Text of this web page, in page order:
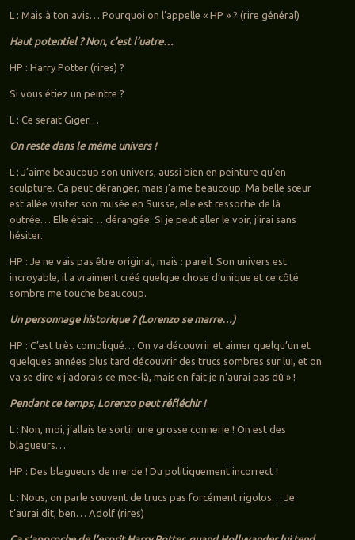
L : Mais à ton avis… Pourquoi on l’appelle « HP » ? (rire général)
Haut potentiel ? Non, c’est l’uatre…
HP : Harry Potter (rires) ?
Si vous étiez un peintre ?
L : Ce serait Giger…
On reste dans le même univers !
L : J’aime beaucoup son univers, aussi bien en peinture qu’en
sculpture. Ca peut déranger, mais j’aime beaucoup. Ma belle sœur
est allée visiter son musée en Suisse, elle est ressortie de là
outrée… Elle était… dérangée. Si je peut aller le voir, j’irai sans
hésiter.
HP : Je ne vais pas être original, mais : pareil. Son univers est
incroyable, il a vraiment créé quelque chose d’unique et ce côté
sombre me touche beaucoup.
Un personnage historique ? (Lorenzo se marre…)
HP : C’est très compliqué… On va découvrir et aimer quelqu’un et
quelques années plus tard découvrir des trucs sombres sur lui, et on
va se dire « j’adorais ce mec-là, mais en fait je n’aurai pas dû » !
Pendant ce temps, Lorenzo peut réfléchir !
L : Non, moi, j’allais te sortir une grosse connerie ! On est des
blagueurs…
HP : Des blagueurs de merde ! Du politiquement incorrect !
L : Nous, on parle souvent de trucs pas forcément rigolos… Je
t’aurai dit, ben… Adolf (rires)